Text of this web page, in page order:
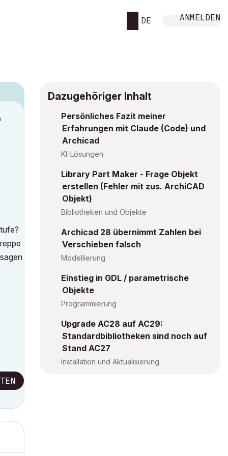
DE ANMELDEN
Dazugehöriger Inhalt
Persönliches Fazit meiner
Erfahrungen mit Claude (Code) und
Archicad
KI-Lösungen
Library Part Maker - Frage Objekt
erstellen (Fehler mit zus. ArchiCAD
Objekt)
Bibliotheken und Objekte
Archicad 28 übernimmt Zahlen bei
Verschieben falsch
Modellierung
Einstieg in GDL / parametrische
Objekte
Programmierung
Upgrade AC28 auf AC29:
Standardbibliotheken sind noch auf
Stand AC27
Installation und Aktualisierung